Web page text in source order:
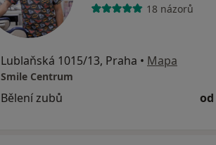
18 názorů
Lublaňská 1015/13, Praha • Mapa
Smile Centrum
Bělení zubů od